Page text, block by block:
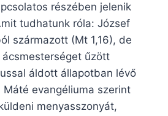
részében jelenik
tudhatunk róla: József
származott (Mt 1,16), de
űzött
áldott állapotban lévő
evangéliuma szerint
menyasszonyát,